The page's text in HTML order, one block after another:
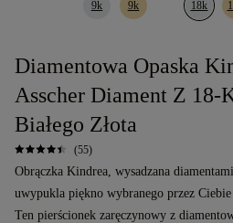
9k 9k 18k
Diamentowa Opaska
Asscher Diament Z 18-
Białego Złota
(55)
Obrączka Kindrea, wysadzana
uwypukla piękno wybranego przez
Ten pierścionek zaręczynowy z